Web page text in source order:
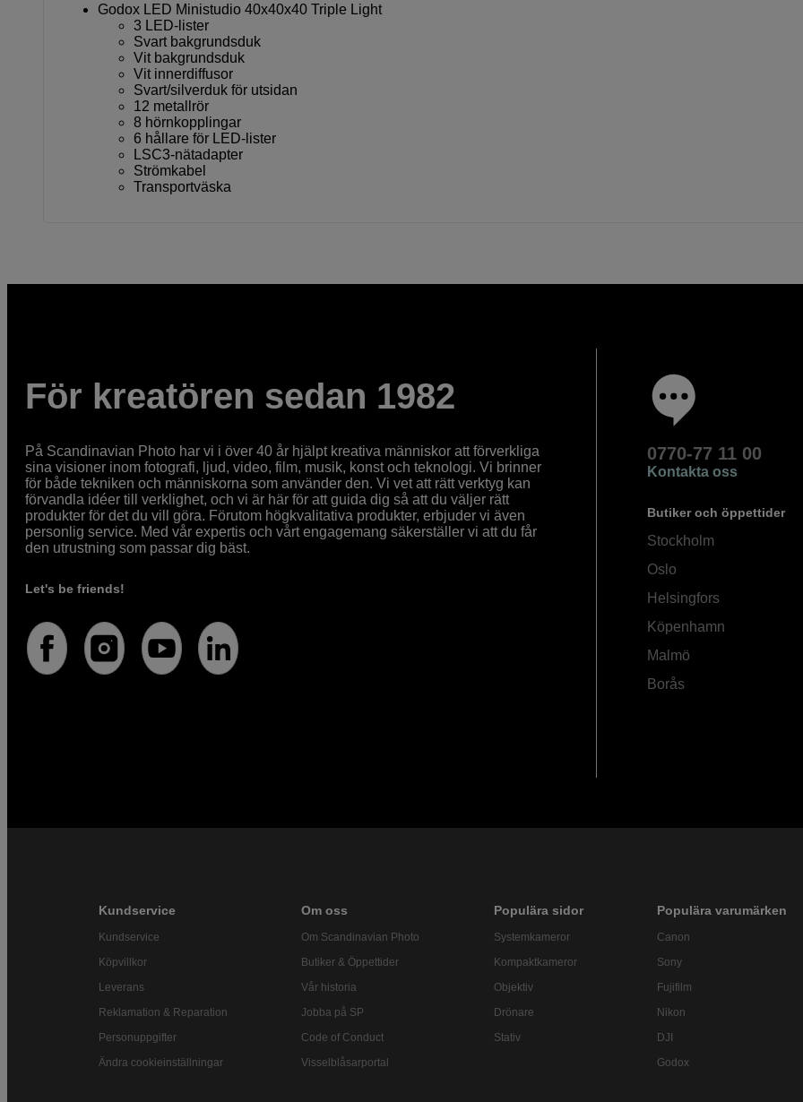
Godox LED Ministudio 40x40x40 Triple Light
3 LED-lister
Svart bakgrundsduk
Vit bakgrundsduk
Vit innerdiffusor
Svart/silverduk för utsidan
12 metallrör
8 hörnkopplingar
6 hållare för LED-lister
LSC3-nätadapter
Strömkabel
Transportväska
För kreatören sedan 1982
På Scandinavian Photo har vi i över 40 år hjälpt kreativa människor att förverkliga
sina visioner inom fotografi, ljud, video, film, musik, konst och teknologi. Vi brinner
för både tekniken och människorna som använder den. Vi vet att rätt verktyg kan
förvandla idéer till verklighet, och vi är här för att guida dig så att du väljer rätt
produkter för det du vill göra. Förutom högkvalitativa produkter, erbjuder vi även
personlig service. Med vår expertis och vårt engagemang säkerställer vi att du får
den utrustning som passar dig bäst.
Let's be friends!
0770-77 11 00
Kontakta oss
Butiker och öppettider
Stockholm
Oslo
Helsingfors
Köpenhamn
Malmö
Borås
Kundservice
Kundservice
Köpvillkor
Leverans
Reklamation & Reparation
Personuppgifter
Ändra cookieinställningar
Om oss
Om Scandinavian Photo
Butiker & Öppettider
Vår historia
Jobba på SP
Code of Conduct
Visselblåsarportal
Populära sidor
Systemkameror
Kompaktkameror
Objektiv
Drönare
Stativ
Populära varumärken
Canon
Sony
Fujifilm
Nikon
DJI
Godox